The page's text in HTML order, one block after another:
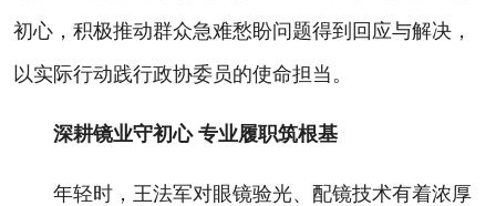
初心，积极推动群众急难愁盼问题得到回应与解决，
以实际行动践行政协委员的使命担当。
深耕镜业守初心 专业履职筑根基
年轻时，王法军对眼镜验光、配镜技术有着浓厚